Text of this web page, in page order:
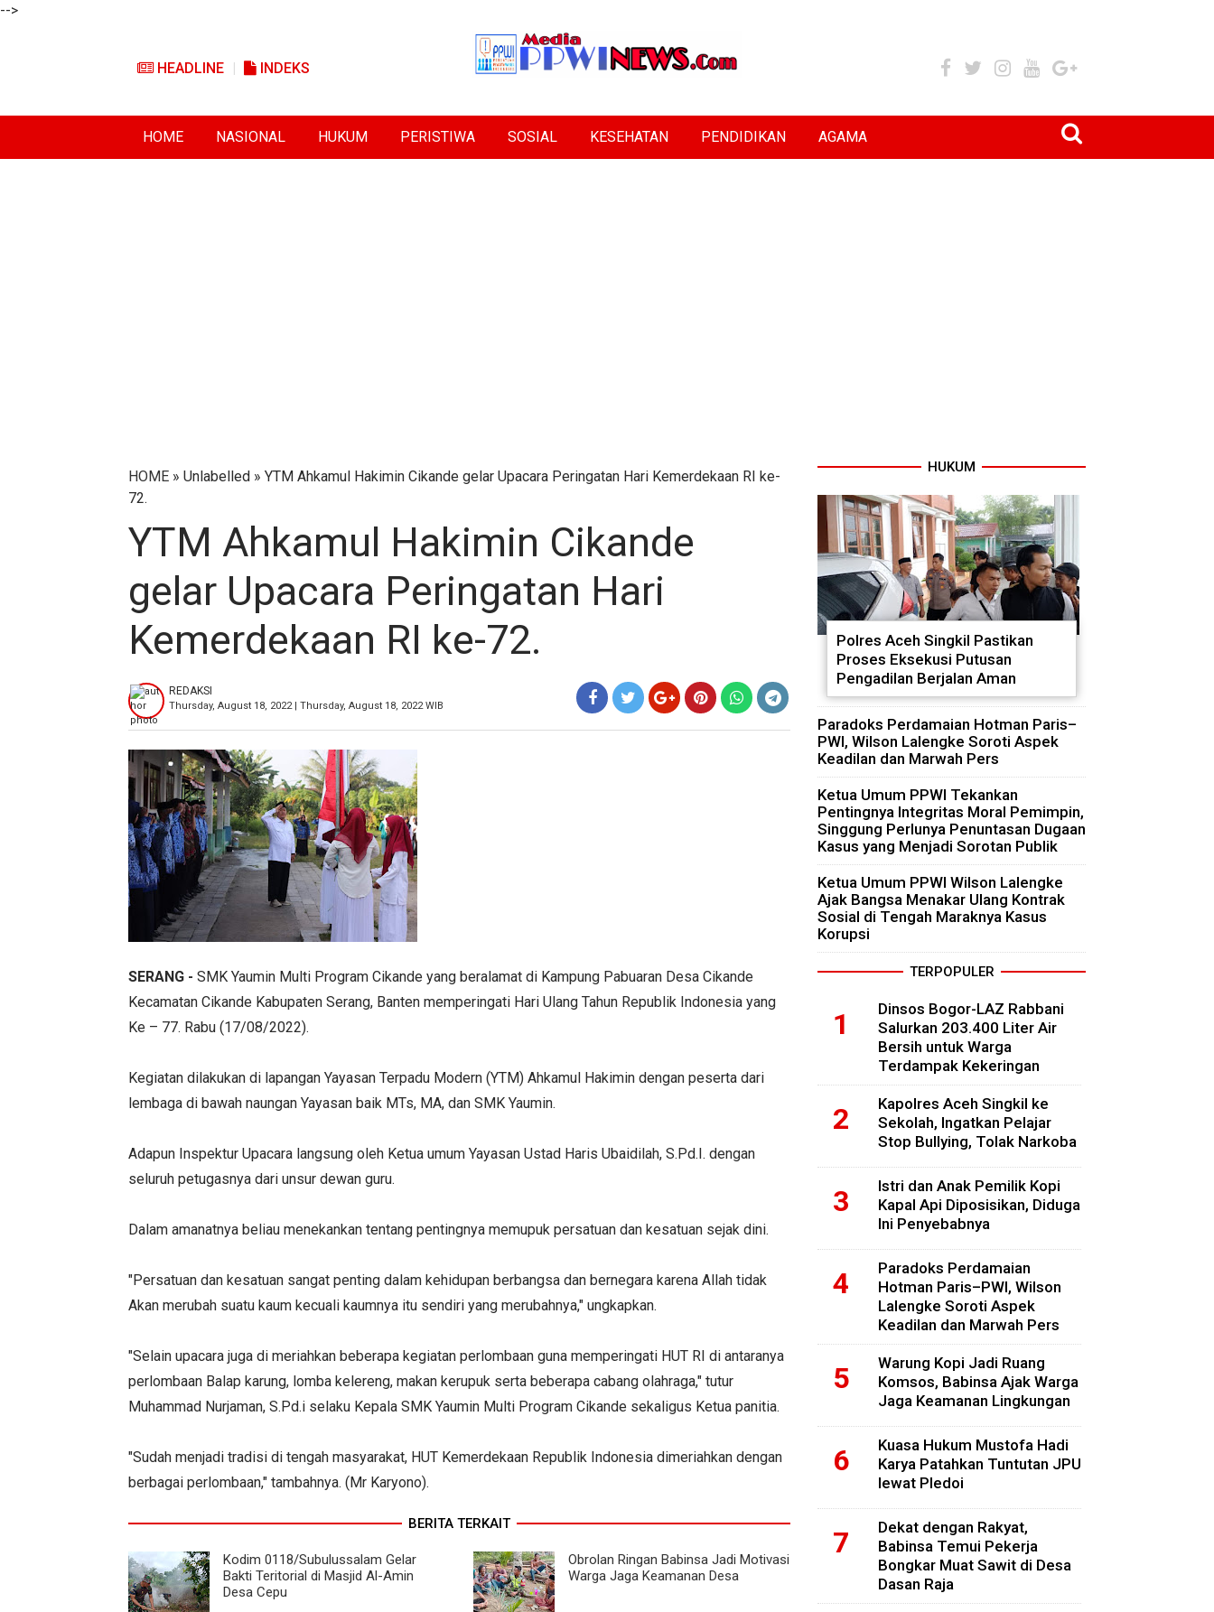
-->
HEADLINE INDEKS
HOME NASIONAL HUKUM PERISTIWA SOSIAL KESEHATAN PENDIDIKAN AGAMA
HOME » Unlabelled » YTM Ahkamul Hakimin Cikande gelar Upacara Peringatan Hari Kemerdekaan RI ke-
72.
YTM Ahkamul Hakimin Cikande
gelar Upacara Peringatan Hari
Kemerdekaan RI ke-72.
REDAKSI
Thursday, August 18, 2022 | Thursday, August 18, 2022 WIB
SERANG - SMK Yaumin Multi Program Cikande yang beralamat di Kampung Pabuaran Desa Cikande
Kecamatan Cikande Kabupaten Serang, Banten memperingati Hari Ulang Tahun Republik Indonesia yang
Ke – 77. Rabu (17/08/2022).
Kegiatan dilakukan di lapangan Yayasan Terpadu Modern (YTM) Ahkamul Hakimin dengan peserta dari
lembaga di bawah naungan Yayasan baik MTs, MA, dan SMK Yaumin.
Adapun Inspektur Upacara langsung oleh Ketua umum Yayasan Ustad Haris Ubaidilah, S.Pd.I. dengan
seluruh petugasnya dari unsur dewan guru.
Dalam amanatnya beliau menekankan tentang pentingnya memupuk persatuan dan kesatuan sejak dini.
"Persatuan dan kesatuan sangat penting dalam kehidupan berbangsa dan bernegara karena Allah tidak
Akan merubah suatu kaum kecuali kaumnya itu sendiri yang merubahnya," ungkapkan.
"Selain upacara juga di meriahkan beberapa kegiatan perlombaan guna memperingati HUT RI di antaranya
perlombaan Balap karung, lomba kelereng, makan kerupuk serta beberapa cabang olahraga," tutur
Muhammad Nurjaman, S.Pd.i selaku Kepala SMK Yaumin Multi Program Cikande sekaligus Ketua panitia.
"Sudah menjadi tradisi di tengah masyarakat, HUT Kemerdekaan Republik Indonesia dimeriahkan dengan
berbagai perlombaan," tambahnya. (Mr Karyono).
BERITA TERKAIT
Kodim 0118/Subulussalam Gelar
Bakti Teritorial di Masjid Al-Amin
Desa Cepu
Obrolan Ringan Babinsa Jadi Motivasi
Warga Jaga Keamanan Desa
HUKUM
Polres Aceh Singkil Pastikan
Proses Eksekusi Putusan
Pengadilan Berjalan Aman
Paradoks Perdamaian Hotman Paris–
PWI, Wilson Lalengke Soroti Aspek
Keadilan dan Marwah Pers
Ketua Umum PPWI Tekankan
Pentingnya Integritas Moral Pemimpin,
Singgung Perlunya Penuntasan Dugaan
Kasus yang Menjadi Sorotan Publik
Ketua Umum PPWI Wilson Lalengke
Ajak Bangsa Menakar Ulang Kontrak
Sosial di Tengah Maraknya Kasus
Korupsi
TERPOPULER
Dinsos Bogor-LAZ Rabbani
Salurkan 203.400 Liter Air
Bersih untuk Warga
Terdampak Kekeringan
Kapolres Aceh Singkil ke
Sekolah, Ingatkan Pelajar
Stop Bullying, Tolak Narkoba
Istri dan Anak Pemilik Kopi
Kapal Api Diposisikan, Diduga
Ini Penyebabnya
Paradoks Perdamaian
Hotman Paris–PWI, Wilson
Lalengke Soroti Aspek
Keadilan dan Marwah Pers
Warung Kopi Jadi Ruang
Komsos, Babinsa Ajak Warga
Jaga Keamanan Lingkungan
Kuasa Hukum Mustofa Hadi
Karya Patahkan Tuntutan JPU
lewat Pledoi
Dekat dengan Rakyat,
Babinsa Temui Pekerja
Bongkar Muat Sawit di Desa
Dasan Raja